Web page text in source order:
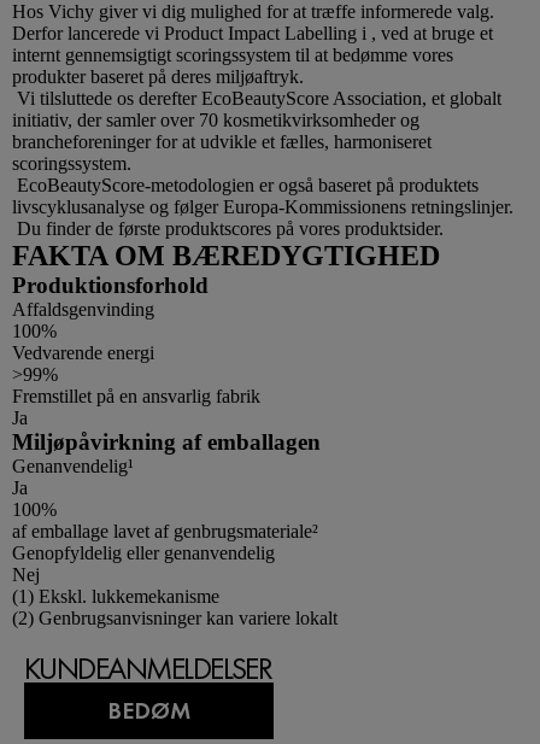
Hos Vichy giver vi dig mulighed for at træffe informerede valg.
Derfor lancerede vi Product Impact Labelling i , ved at bruge et
internt gennemsigtigt scoringssystem til at bedømme vores
produkter baseret på deres miljøaftryk.
Vi tilsluttede os derefter EcoBeautyScore Association, et globalt
initiativ, der samler over 70 kosmetikvirksomheder og
brancheforeninger for at udvikle et fælles, harmoniseret
scoringssystem.
EcoBeautyScore-metodologien er også baseret på produktets
livscyklusanalyse og følger Europa-Kommissionens retningslinjer.
Du finder de første produktscores på vores produktsider.
FAKTA OM BÆREDYGTIGHED
Produktionsforhold
Affaldsgenvinding
100%
Vedvarende energi
>99%
Fremstillet på en ansvarlig fabrik
Ja
Miljøpåvirkning af emballagen
Genanvendelig¹
Ja
100%
af emballage lavet af genbrugsmateriale²
Genopfyldelig eller genanvendelig
Nej
Footnotes
(1) Ekskl. lukkemekanisme
(2) Genbrugsanvisninger kan variere lokalt
KUNDEANMELDELSER
BEDØM